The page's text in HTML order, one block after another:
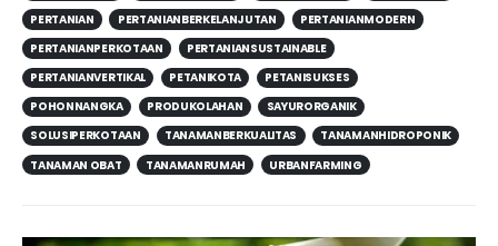
PERTANIAN
PERTANIANBERKELANJUTAN
PERTANIANMODERN
PERTANIANPERKOTAAN
PERTANIANSUSTAINABLE
PERTANIANVERTIKAL
PETANIKOTA
PETANISUKSES
POHONNANGKA
PRODUKOLAHAN
SAYURORGANIK
SOLUSIPERKOTAAN
TANAMANBERKUALITAS
TANAMANHIDROPONIK
TANAMAN OBAT
TANAMANRUMAH URBANFARMING